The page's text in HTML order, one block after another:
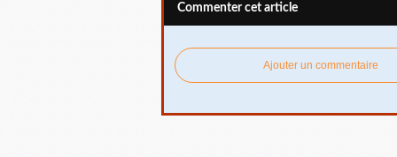
Commenter cet article
Ajouter un commentaire